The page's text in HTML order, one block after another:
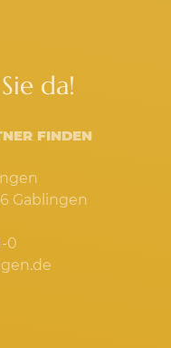
da!
FINDEN
Gablingen
0